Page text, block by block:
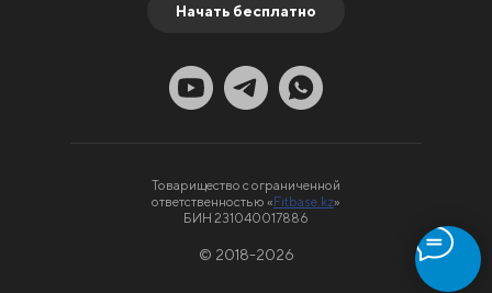
Начать бесплатно
Товарищество с ограниченной
ответственностью «Fitbase.kz»
БИН 231040017886
© 2018-2026